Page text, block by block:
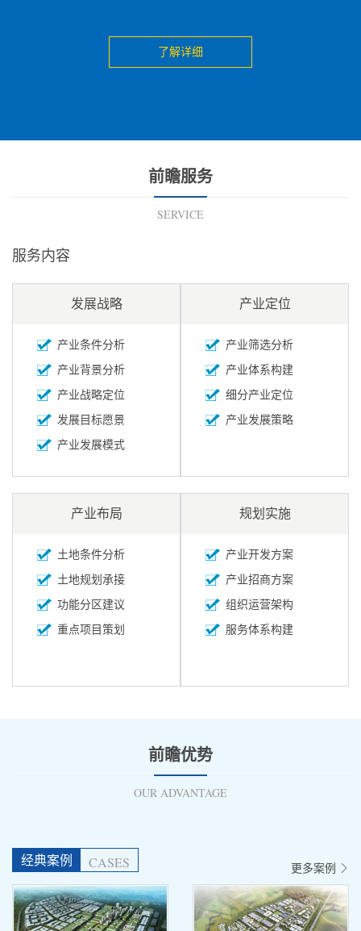
了解详细
前瞻服务
SERVICE
服务内容
发展战略
产业条件分析
产业背景分析
产业战略定位
发展目标愿景
产业发展模式
产业定位
产业筛选分析
产业体系构建
细分产业定位
产业发展策略
产业布局
土地条件分析
土地规划承接
功能分区建议
重点项目策划
规划实施
产业开发方案
产业招商方案
组织运营架构
服务体系构建
前瞻优势
OUR ADVANTAGE
经典案例 CASES 更多案例